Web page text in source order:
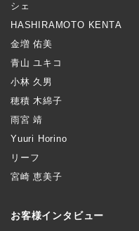
シェ
HASHIRAMOTO KENTA
金増 佑美
青山 ユキコ
小林 久男
穂積 木綿子
雨宮 靖
Yuuri Horino
リーフ
宮崎 恵美子
お客様インタビュー